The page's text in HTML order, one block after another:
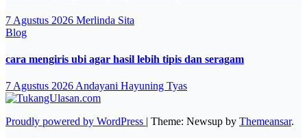
7 Agustus 2026 Merlinda Sita
Blog
cara mengiris ubi agar hasil lebih tipis dan seragam
7 Agustus 2026 Andayani Hayuning Tyas
Proudly powered by WordPress | Theme: Newsup by Themeansar.